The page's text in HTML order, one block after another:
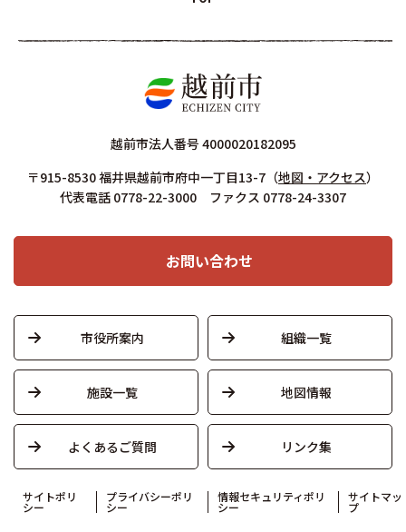
越前市法人番号 4000020182095
〒915-8530 福井県越前市府中一丁目13-7 （地図・アクセス）
代表電話 0778-22-3000 ファクス 0778-24-3307
お問い合わせ
市役所案内 組織一覧
施設一覧 地図情報
よくあるご質問 リンク集
サイトポリ
シー
プライバシーポリ
シー
情報セキュリティポリ
シー
サイトマッ
プ